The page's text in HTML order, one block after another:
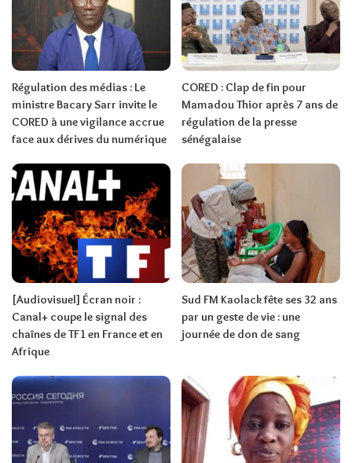
Régulation des médias : Le
ministre Bacary Sarr invite le
CORED à une vigilance accrue
face aux dérives du numérique
CORED : Clap de fin pour
Mamadou Thior après 7 ans de
régulation de la presse
sénégalaise
[Audiovisuel] Écran noir :
Canal+ coupe le signal des
chaînes de TF1 en France et en
Afrique
Sud FM Kaolack fête ses 32 ans
par un geste de vie : une
journée de don de sang